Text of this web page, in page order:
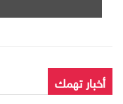
أخبار تهمك